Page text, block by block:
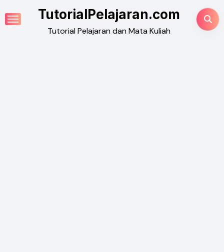
to
TutorialPelajaran.com
Tutorial Pelajaran dan Mata Kuliah